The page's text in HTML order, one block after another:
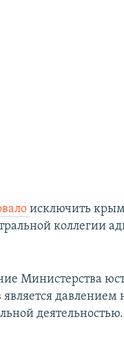
исключить
коллегии
Министерства
давлением
деятельностью.